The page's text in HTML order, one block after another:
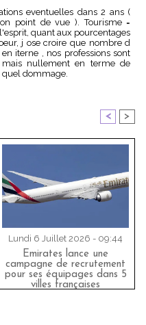
eventuelles dans 2 ans (
point de vue ). Tourisme =
quant aux pourcentages
j ose croire que nombre d
iterne , nos professions sont
mais nullement en terme de
quel dommage.
< >
Lundi 6 Juillet 2026 - 09:44
Emirates lance une
campagne de recrutement
pour ses équipages dans 5
villes françaises